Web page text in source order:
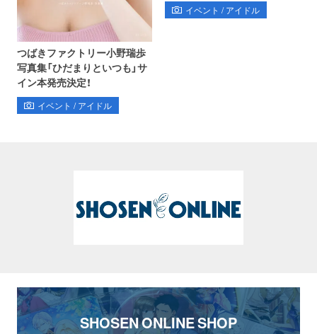
つばきファクトリー小野瑞歩
写真集「ひだまりといつも」サ
イン本発売決定！
イベント / アイドル
イベント / アイドル
SHOSEN ONLINE SHOP